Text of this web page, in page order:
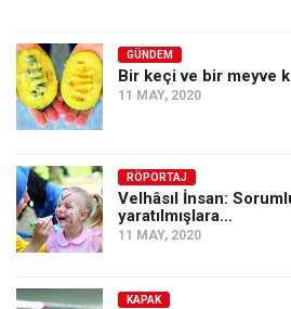
GÜNDEM
Bir keçi ve bir meyve
11 MAY, 2020
RÖPORTAJ
Velhâsıl İnsan:
yaratılmışlara…
11 MAY, 2020
KAPAK